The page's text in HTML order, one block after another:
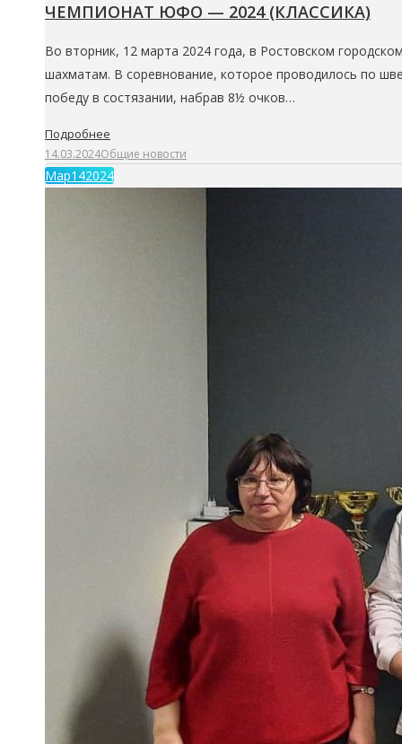
ЧЕМПИОНАТ ЮФО — 2024 (КЛАССИКА)
Во вторник, 12 марта 2024 года, в Ростовском
шахматам. В соревнование, которое проводилось по
победу в состязании, набрав 8½ очков…
Подробнее
14.03.2024Общие новости
Мар142024